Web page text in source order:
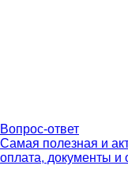
Вопрос-ответ
Самая полезная и
оплата, документы и